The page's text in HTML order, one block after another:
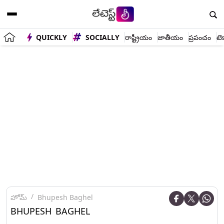
QUICKLY SOCIALLY రాష్ట్రీయం జాతీయం ప్రపంచం
హోమ్ Bhupesh Baghel
BHUPESH BAGHEL